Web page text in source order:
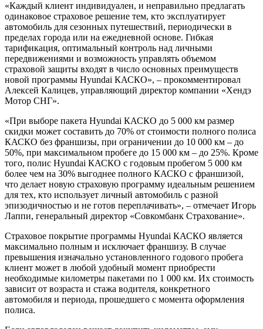
«Каждый клиент индивидуален, и неправильно предлагать
одинаковое страховое решение тем, кто эксплуатирует
автомобиль для сезонных путешествий, периодически в
пределах города или на ежедневной основе. Гибкая
тарификация, оптимальный контроль над личными
передвижениями и возможность управлять объемом
страховой защиты входят в число основных преимуществ
новой программы Hyundai КАСКО», – прокомментировал
Алексей Калицев, управляющий директор компании «Хендэ
Мотор СНГ».
«При выборе пакета Hyundai КАСКО до 5 000 км размер
скидки может составить до 70% от стоимости полного полиса
КАСКО без франшизы, при ограничении до 10 000 км – до
50%, при максимальном пробеге до 15 000 км – до 25%. Кроме
того, полис Hyundai КАСКО с годовым пробегом 5 000 км
более чем на 30% выгоднее полного КАСКО с франшизой,
что делает новую страховую программу идеальным решением
для тех, кто использует личный автомобиль с разной
эпизодичностью и не готов переплачивать», – отмечает Игорь
Лаппи, генеральный директор «Совкомбанк Страхование».
Страховое покрытие программы Hyundai КАСКО является
максимально полным и исключает франшизу. В случае
превышения изначально установленного годового пробега
клиент может в любой удобный момент приобрести
необходимые километры пакетами по 1 000 км. Их стоимость
зависит от возраста и стажа водителя, конкретного
автомобиля и периода, прошедшего с момента оформления
полиса.